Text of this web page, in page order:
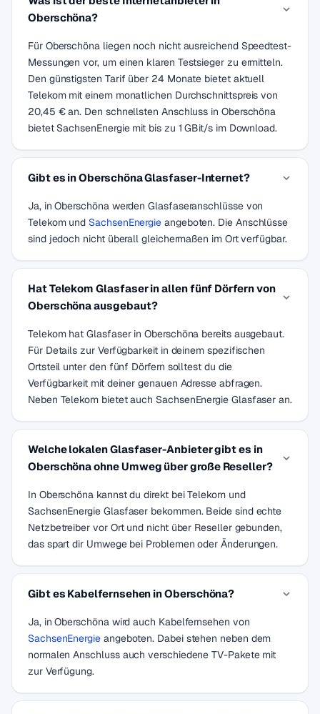
Oberschöna?
Für Oberschöna liegen noch nicht ausreichend Speedtest-
Messungen vor, um einen klaren Testsieger zu ermitteln.
Den günstigsten Tarif über 24 Monate bietet aktuell
Telekom mit einem monatlichen Durchschnittspreis von
20,45 € an. Den schnellsten Anschluss in Oberschöna
bietet SachsenEnergie mit bis zu 1 GBit/s im Download.
Gibt es in Oberschöna Glasfaser-Internet?
Ja, in Oberschöna werden Glasfaseranschlüsse von
Telekom und SachsenEnergie angeboten. Die Anschlüsse
sind jedoch nicht überall gleichermaßen im Ort verfügbar.
Hat Telekom Glasfaser in allen fünf Dörfern von
Oberschöna ausgebaut?
Telekom hat Glasfaser in Oberschöna bereits ausgebaut.
Für Details zur Verfügbarkeit in deinem spezifischen
Ortsteil unter den fünf Dörfern solltest du die
Verfügbarkeit mit deiner genauen Adresse abfragen.
Neben Telekom bietet auch SachsenEnergie Glasfaser an.
Welche lokalen Glasfaser-Anbieter gibt es in
Oberschöna ohne Umweg über große Reseller?
In Oberschöna kannst du direkt bei Telekom und
SachsenEnergie Glasfaser bekommen. Beide sind echte
Netzbetreiber vor Ort und nicht über Reseller gebunden,
das spart dir Umwege bei Problemen oder Änderungen.
Gibt es Kabelfernsehen in Oberschöna?
Ja, in Oberschöna wird auch Kabelfernsehen von
SachsenEnergieangeboten. Dabei stehen neben dem
normalen Anschluss auch verschiedene TV-Pakete mit
zur Verfügung.